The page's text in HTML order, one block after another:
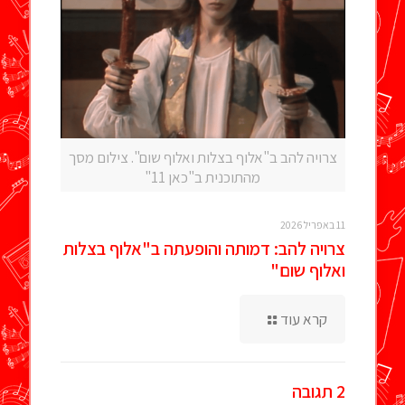
צרויה להב ב"אלוף בצלות ואלוף שום". צילום מסך
מהתוכנית ב"כאן 11"
11 באפריל 2026
צרויה להב: דמותה והופעתה ב"אלוף בצלות
ואלוף שום"
קרא עוד
2 תגובה